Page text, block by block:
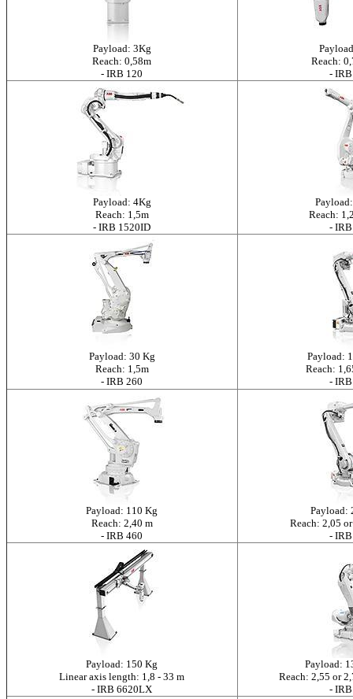
Payload: 3Kg
Reach: 0,58m
- IRB 120
Reach:
-
Payload: 4Kg
Reach: 1,5m
- IRB 1520ID
Reach:
-
Payload: 30 Kg
Reach: 1,5m
- IRB 260
Payload:
Reach:
-
Payload: 110 Kg
Reach: 2,40 m
- IRB 460
Payload:
Reach: 2,05
-
Payload: 150 Kg
Linear axis length: 1,8 - 33 m
- IRB 6620LX
Payload:
Reach: 2,55 or
-